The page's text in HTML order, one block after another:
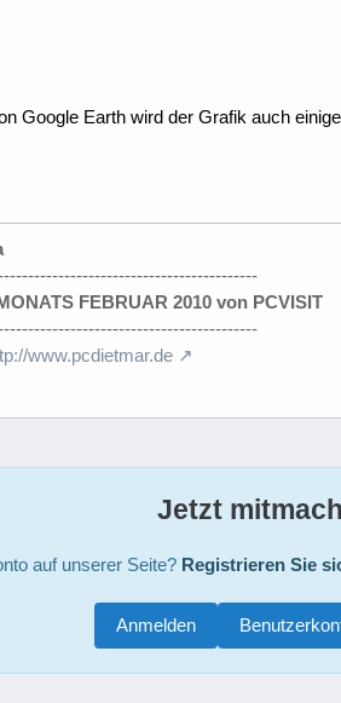
Google Earth wird der Grafik auch
FEBRUAR 2010 von PCVISIT
www.pcdietmar.de
Jetzt
auf unserer Seite? Registrieren Sie
Anmelden